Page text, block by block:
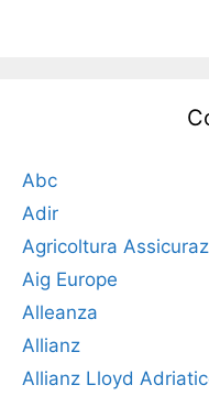
Abc
Adir
Agricoltura
Aig Europe
Alleanza
Allianz
Allianz Lloyd